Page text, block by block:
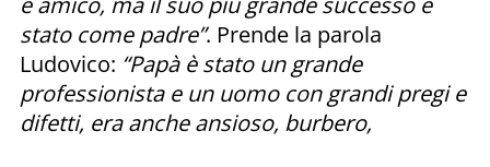
stato come padre”. Prende la parola
Ludovico: “Papà è stato un grande
professionista e un uomo con grandi pregi e
difetti, era anche ansioso, burbero,